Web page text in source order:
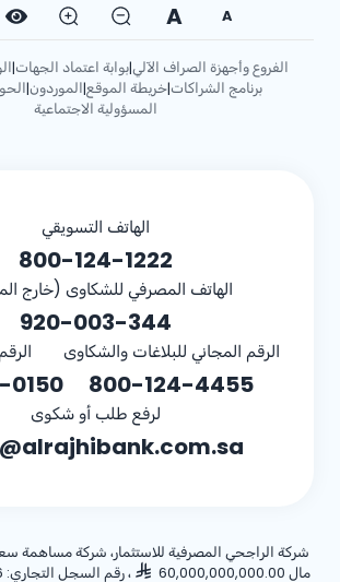
A
A
الفروع وأجهزة الصراف الآلي|بوابة اعتماد الجهات|
برنامج الشراكات|خريطة الموقع|الموردون|
المسؤولية الاجتماعية
الهاتف التسويقي
800-124-1222
الهاتف المصرفي للشكاوى (خارج
920-003-344
الرقم المجاني للبلاغات والشكاوى
800-124-4455
0150
لرفع طلب أو شكوى
شركة الراجحي المصرفية للاستثمار، شركة مساهمة
مال 60,000,000,000.00